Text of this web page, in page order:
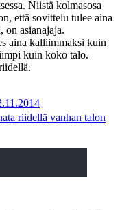
Niistä kolmasosa
että sovittelu tulee aina
on asianajaja.
aina kalliimmaksi kuin
kuin koko talo.
riidellä vanhan talon